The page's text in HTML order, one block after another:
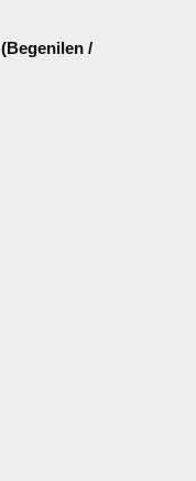
(Begenilen /